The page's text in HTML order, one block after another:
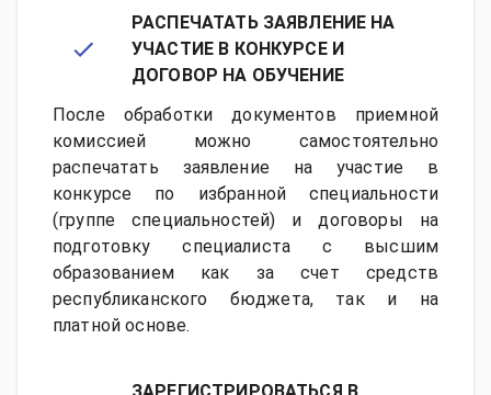
РАСПЕЧАТАТЬ ЗАЯВЛЕНИЕ НА
УЧАСТИЕ В КОНКУРСЕ И
ДОГОВОР НА ОБУЧЕНИЕ
После обработки документов приемной
комиссией можно самостоятельно
распечатать заявление на участие в
конкурсе по избранной специальности
(группе специальностей) и договоры на
подготовку специалиста с высшим
образованием как за счет средств
республиканского бюджета, так и на
платной основе.